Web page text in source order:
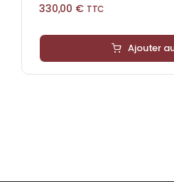
330,00 € TTC
Ajouter